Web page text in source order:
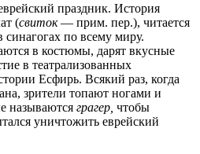
праздник. История
(свиток— прим. пер.), читается
по всему миру.
в костюмы, дарят вкусные
в театрализованных
Есфирь. Всякий раз, когда
зрители топают ногами и
называются грагер, чтобы
уничтожить еврейский